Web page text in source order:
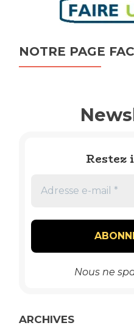
NOTRE PAGE
Restez
Nous ne
ARCHIVES